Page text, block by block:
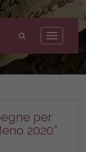
Toggle
navigation
per
2020”